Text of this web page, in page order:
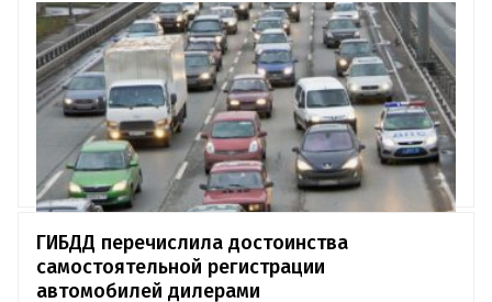
ГИБДД перечислила достоинства
самостоятельной регистрации
автомобилей дилерами